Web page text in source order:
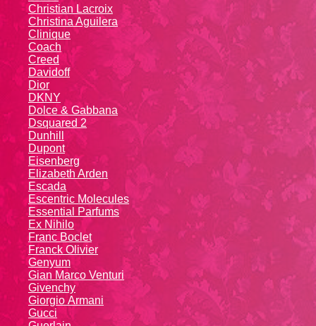
Christian Lacroix
Christina Aguilera
Cliniquе
Coach
Creed
Davidoff
Dior
DKNY
Dolce & Gabbana
Dsquared 2
Dunhill
Dupont
Eisenberg
Elizabeth Arden
Escada
Escentric Molecules
Essential Parfums
Ex Nihilo
Franc Boclet
Franck Olivier
Genyum
Gian Marco Venturi
Givenchy
Giоrgio Аrmаni
Gucci